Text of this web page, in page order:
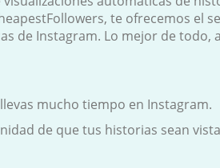
te ofrecemos el
de Instagram. Lo mejor de todo,
mucho tiempo en Instagram.
de que tus historias sean